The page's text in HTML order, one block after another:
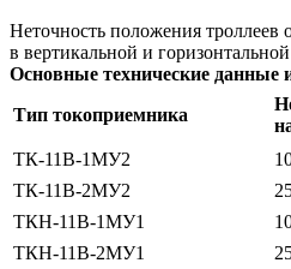
Неточность положения троллеев
в вертикальной и
Основные технические данные
Тип токоприемника
ТК-11В-1МУ2
ТК-11В-2МУ2
ТКН-11В-1МУ1
ТКН-11В-2МУ1